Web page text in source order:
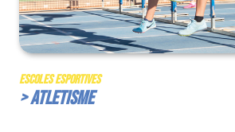
Escoles Esportives
> Atletisme